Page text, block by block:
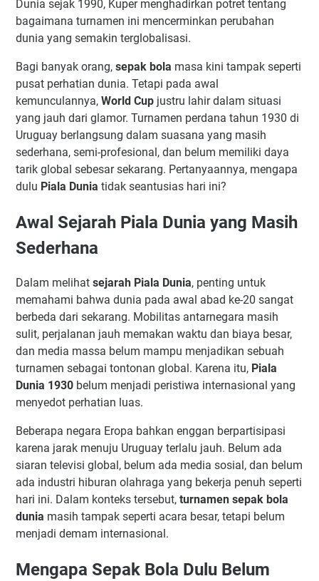
Dunia sejak 1990, Kuper menghadirkan potret tentang
bagaimana turnamen ini mencerminkan perubahan
dunia yang semakin terglobalisasi.
Bagi banyak orang, sepak bola masa kini tampak seperti
pusat perhatian dunia. Tetapi pada awal
kemunculannya, World Cup justru lahir dalam situasi
yang jauh dari glamor. Turnamen perdana tahun 1930 di
Uruguay berlangsung dalam suasana yang masih
sederhana, semi-profesional, dan belum memiliki daya
tarik global sebesar sekarang. Pertanyaannya, mengapa
dulu Piala Dunia tidak seantusias hari ini?
Awal Sejarah Piala Dunia yang Masih
Sederhana
Dalam melihat sejarah Piala Dunia, penting untuk
memahami bahwa dunia pada awal abad ke-20 sangat
berbeda dari sekarang. Mobilitas antarnegara masih
sulit, perjalanan jauh memakan waktu dan biaya besar,
dan media massa belum mampu menjadikan sebuah
turnamen sebagai tontonan global. Karena itu, Piala
Dunia 1930 belum menjadi peristiwa internasional yang
menyedot perhatian luas.
Beberapa negara Eropa bahkan enggan berpartisipasi
karena jarak menuju Uruguay terlalu jauh. Belum ada
siaran televisi global, belum ada media sosial, dan belum
ada industri hiburan olahraga yang bekerja penuh seperti
hari ini. Dalam konteks tersebut, turnamen sepak bola
dunia masih tampak seperti acara besar, tetapi belum
menjadi demam internasional.
Mengapa Sepak Bola Dulu Belum